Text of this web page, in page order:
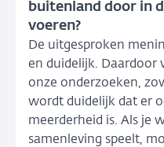
buitenland door in
voeren?
De uitgesproken
en duidelijk. Daardoor
onze onderzoeken,
wordt duidelijk dat er
meerderheid is. Als je
samenleving speelt,